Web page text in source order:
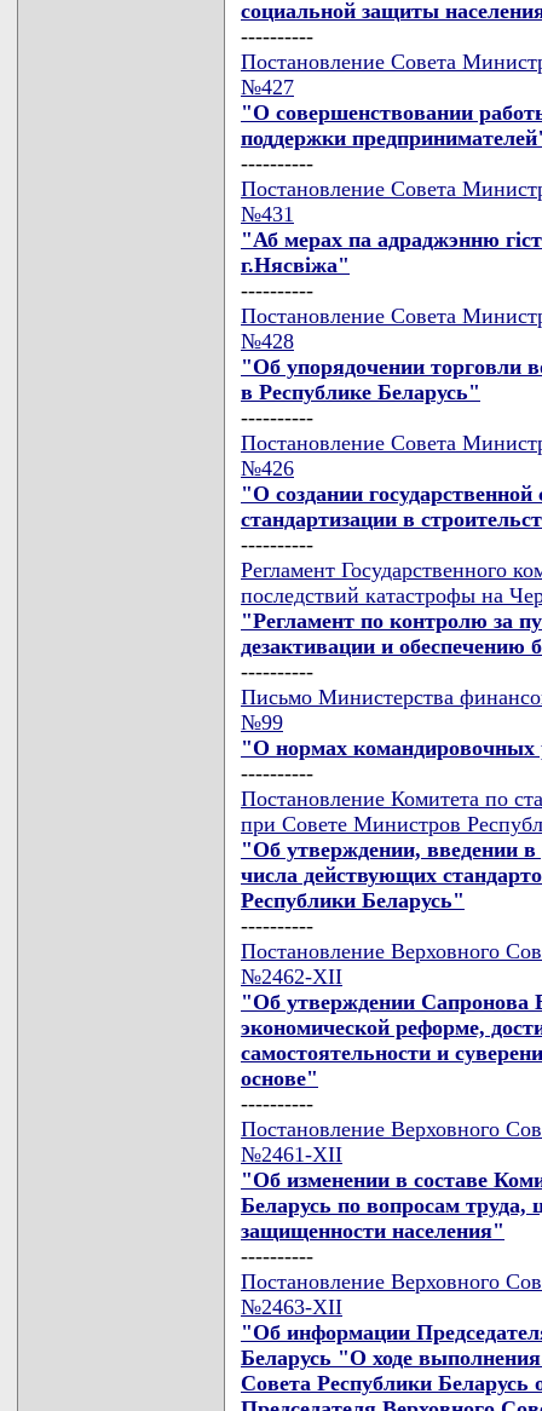
социальной защиты
----------
Постановление Совета
№427
"О совершенствовании
поддержки
----------
Постановление Совета
№431
"Аб мерах па адраджэнню
г.Нясвiжа"
----------
Постановление Совета
№428
"Об упорядочении торговли
в Республике Беларусь"
----------
Постановление Совета
№426
"О создании
стандартизации в
----------
Регламент Государственного
последствий катастрофы на
"Регламент по контролю за
дезактивации и обеспечению
----------
Письмо Министерства
№99
"О нормах командировочных
----------
Постановление Комитета по
при Совете Министров
"Об утверждении, введении в
числа действующих
Республики Беларусь"
----------
Постановление Верховного
№2462-XII
"Об утверждении Сапронова
экономической реформе,
самостоятельности и
основе"
----------
Постановление Верховного
№2461-XII
"Об изменении в составе
Беларусь по вопросам труда,
защищенности населения"
----------
Постановление Верховного
№2463-XII
"Об информации
Беларусь "О ходе
Совета Республики Беларусь